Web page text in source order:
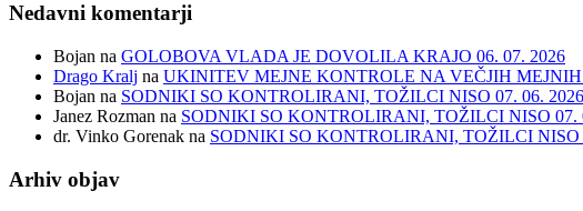
Nedavni komentarji
Bojan na GOLOBOVA VLADA JE DOVOLILA KRAJO 06. 07. 2026
Drago Kralj na UKINITEV MEJNE KONTROLE NA VEČJIH MEJNIH
Bojan na SODNIKI SO KONTROLIRANI, TOŽILCI NISO 07. 06. 2026
Janez Rozman na SODNIKI SO KONTROLIRANI, TOŽILCI NISO 07.
dr. Vinko Gorenak na SODNIKI SO KONTROLIRANI, TOŽILCI NISO
Arhiv objav